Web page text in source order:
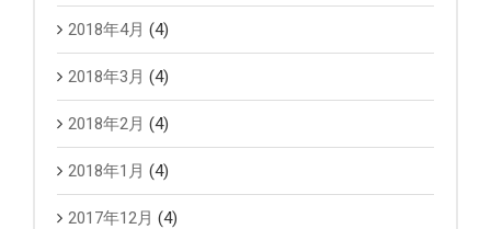
2018年4月 (4)
2018年3月 (4)
2018年2月 (4)
2018年1月 (4)
2017年12月 (4)